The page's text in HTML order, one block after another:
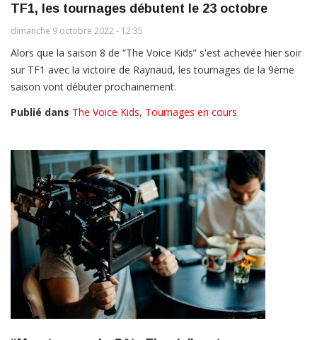
TF1, les tournages débutent le 23 octobre
dimanche 9 octobre 2022 - 12:35
Alors que la saison 8 de “The Voice Kids” s'est achevée hier soir
sur TF1 avec la victoire de Raynaud, les tournages de la 9ème
saison vont débuter prochainement.
Publié dans The Voice Kids, Tournages en cours